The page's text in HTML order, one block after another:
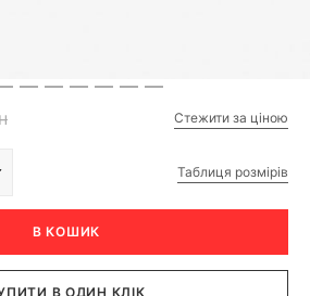
Стежити за ціною
Таблиця розмірів
В КОШИК
В ОДИН КЛІК